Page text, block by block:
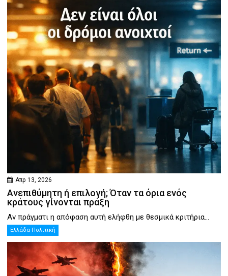
Απρ 13, 2026
Ανεπιθύμητη ή επιλογή; Όταν τα όρια ενός
κράτους γίνονται πράξη
Αν πράγματι η απόφαση αυτή ελήφθη με θεσμικά κριτήρια...
Ελλάδα-Πολιτική